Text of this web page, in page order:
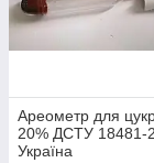
Ареометр для
20% ДСТУ 18481-
Україна